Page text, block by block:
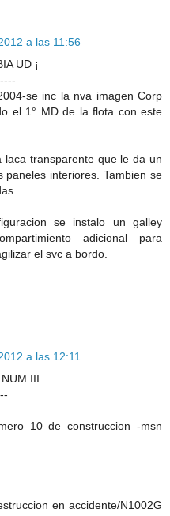
a las 11:56
UD ¡
se inc la nva imagen Corp
el 1° MD de la flota con este
laca transparente que le da un
interiores. Tambien se
se instalo un galley
adicional para
el svc a bordo.
a las 12:11
III
10 de construccion -msn
en accidente/N1002G